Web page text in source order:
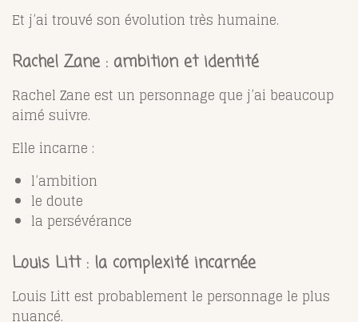
Et j’ai trouvé son évolution très humaine.
Rachel Zane : ambition et identité
Rachel Zane est un personnage que j’ai beaucoup
aimé suivre.
Elle incarne :
l’ambition
le doute
la persévérance
Louis Litt : la complexité incarnée
Louis Litt est probablement le personnage le plus
nuancé.